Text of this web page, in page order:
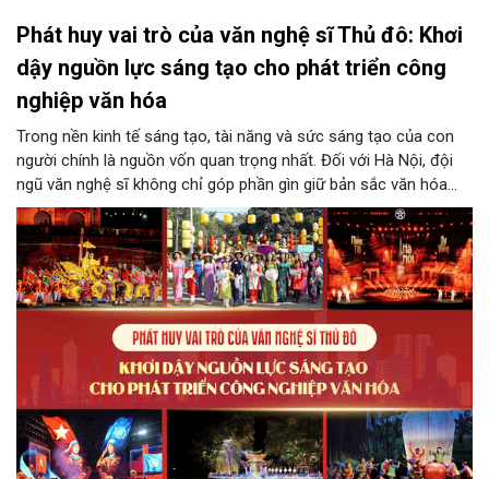
Phát huy vai trò của văn nghệ sĩ Thủ đô: Khơi
dậy nguồn lực sáng tạo cho phát triển công
nghiệp văn hóa
Trong nền kinh tế sáng tạo, tài năng và sức sáng tạo của con
người chính là nguồn vốn quan trọng nhất. Đối với Hà Nội, đội
ngũ văn nghệ sĩ không chỉ góp phần gìn giữ bản sắc văn hóa
mà còn giữ vai trò trung tâm trong quá trình hình thành các sản
phẩm công nghiệp văn hóa có giá trị. Khơi dậy, phát huy và tạo
điều kiện để nguồn lực sáng tạo ấy phát triển sẽ là “chìa khóa”
để Hà Nội khai thác hiệu quả tiềm năng văn hóa, nâng cao năng
lực cạnh tranh và khẳng định vị thế của một trung tâm sáng tạo
trong kỷ nguyên mới.